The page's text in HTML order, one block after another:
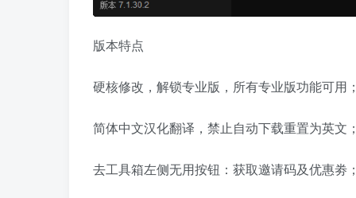
版本特点
硬核修改，解锁专业版，所有专业版功能可用；
简体中文汉化翻译，禁止自动下载重置为英文；
去工具箱左侧无用按钮：获取邀请码及优惠劵；